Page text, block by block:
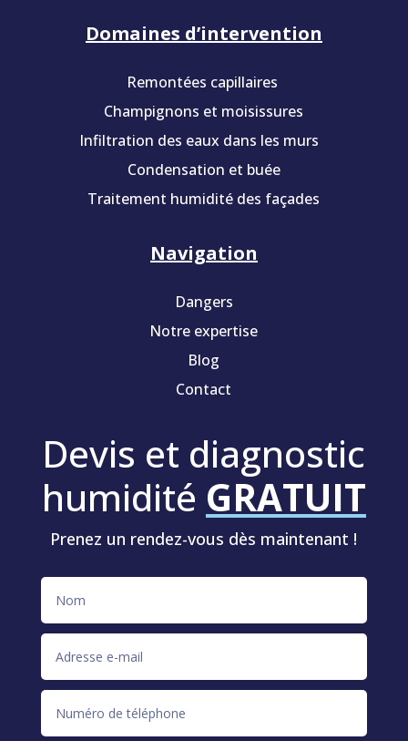
Domaines d’intervention
Remontées capillaires
Champignons et moisissures
Infiltration des eaux dans les murs
Condensation et buée
Traitement humidité des façades
Navigation
Dangers
Notre expertise
Blog
Contact
Devis et diagnostic
humidité GRATUIT
Prenez un rendez-vous dès maintenant !